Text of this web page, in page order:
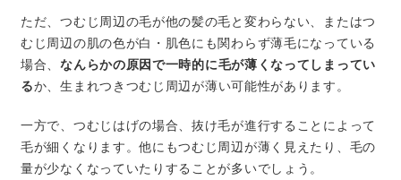
ただ、つむじ周辺の毛が他の髪の毛と変わらない、またはつ
むじ周辺の肌の色が白・肌色にも関わらず薄毛になっている
場合、なんらかの原因で一時的に毛が薄くなってしまってい
るか、生まれつきつむじ周辺が薄い可能性があります。
一方で、つむじはげの場合、抜け毛が進行することによって
毛が細くなります。他にもつむじ周辺が薄く見えたり、毛の
量が少なくなっていたりすることが多いでしょう。